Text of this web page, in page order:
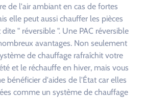
de l'air ambiant en cas de fortes
elle peut aussi chauffer les pièces
" réversible ". Une PAC réversible
avantages. Non seulement
de chauffage rafraîchit votre
et le réchauffe en hiver, mais vous
bénéficier d'aides de l'État car elles
comme un système de chauffage